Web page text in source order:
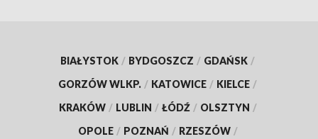
BIAŁYSTOK / BYDGOSZCZ / GDAŃSK /
GORZÓW WLKP. / KATOWICE / KIELCE /
KRAKÓW / LUBLIN / ŁÓDŹ / OLSZTYN /
OPOLE / POZNAŃ / RZESZÓW /